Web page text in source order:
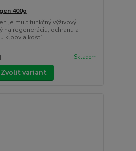
400g
je multifunkčný výživový
na regeneráciu, ochranu a
kĺbov a kostí.
Skladom
Zvoliť variant